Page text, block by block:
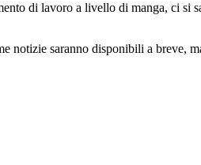
di lavoro a livello di manga, ci si
notizie saranno disponibili a breve,